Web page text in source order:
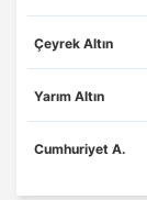
Çeyrek Altın
Yarım Altın
Cumhuriyet A.